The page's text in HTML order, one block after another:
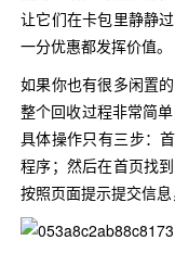
让它们在卡包里静静
一分优惠都发挥价值。
如果你也有很多闲置
整个回收过程非常简
具体操作只有三步：
程序；然后在首页找
按照页面提示提交信息